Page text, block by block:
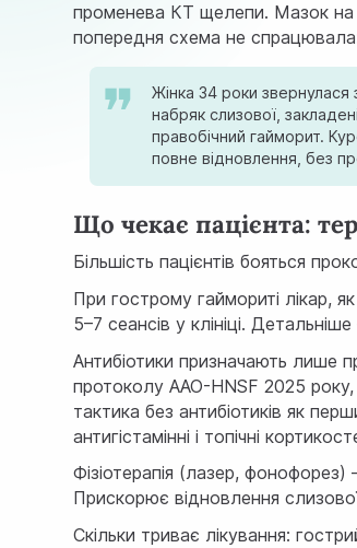
променева КТ щелепи. Мазок на
попередня схема не
Жінка 34 роки
набряк слизової,
правобічний гайморит.
повне відновлення, без
Що чекає пацієнта:
Більшість пацієнтів бояться
При гострому гаймориті лікар,
5–7 сеансів у клініці.
Антибіотики призначають лише
протоколу AAO-HNSF 2025
тактика без антибіотиків як
антигістамінні і топічні
Фізіотерапія (лазер,
Прискорює відновлення
Скільки триває лікування: